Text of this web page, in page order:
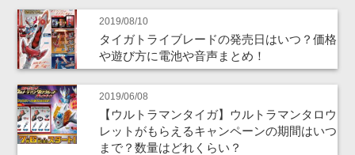
2019/08/10
タイガトライブレードの発売日はいつ？価格
や遊び方に電池や音声まとめ！
2019/06/08
【ウルトラマンタイガ】ウルトラマンタロウ
レットがもらえるキャンペーンの期間はいつ
まで？数量はどれくらい？